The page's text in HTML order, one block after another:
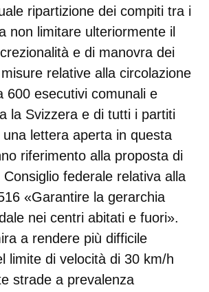
ripartizione dei compiti tra i
non limitare ulteriormente il
e di manovra dei
relative alla circolazione
600 esecutivi comunali e
la Svizzera e di tutti i partiti
una lettera aperta in questa
riferimento alla proposta di
federale relativa alla
«Garantire la gerarchia
nei centri abitati e fuori».
a rendere più difficile
limite di velocità di 30 km/h
strade a prevalenza